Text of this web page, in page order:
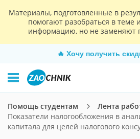
Материалы, подготовленные в
помогают разобраться в теме
информацию, но не заменяют
🔥 Хочу получить
Помощь студентам
Лента
Показатели налогообложения в
капитала для целей налогового